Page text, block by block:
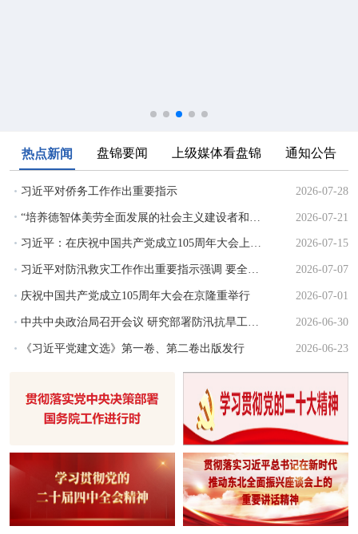
热点新闻 盘锦要闻 上级媒体看盘锦 通知公告
习近平对侨务工作作出重要指示 2026-07-28
2026-07-21
习近平：在庆祝中国共产党成立105周年大会上的讲话 2026-07-15
习近平对防汛救灾工作作出重要指示强调 要全力组织抢险救援 2026-07-07
庆祝中国共产党成立105周年大会在京隆重举行 2026-07-01
2026-06-30
《习近平党建文选》第一卷、第二卷出版发行 2026-06-23